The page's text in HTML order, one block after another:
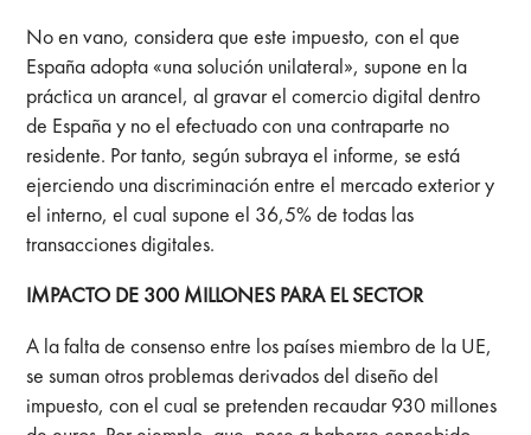
No en vano, considera que este impuesto, con el que
España adopta «una solución unilateral», supone en la
práctica un arancel, al gravar el comercio digital dentro
de España y no el efectuado con una contraparte no
residente. Por tanto, según subraya el informe, se está
ejerciendo una discriminación entre el mercado exterior y
el interno, el cual supone el 36,5% de todas las
transacciones digitales.
IMPACTO DE 300 MILLONES PARA EL SECTOR
A la falta de consenso entre los países miembro de la UE,
se suman otros problemas derivados del diseño del
impuesto, con el cual se pretenden recaudar 930 millones